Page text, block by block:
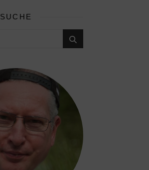
SUCHE